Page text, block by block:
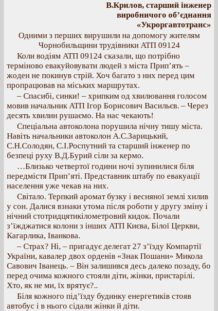
В.Крилов, старший інженер
виробничого об’єднання
«Укроргавтотранс»
Одними з перших вирушили на допомогу жителям
Чорнобильщини трудівники АТП 09124
Коли водіям АТП 09124 сказали, що потрібно
терміново евакуйовувати людей з міста Прип’ять –
жоден не покинув стрій. Хоч багато з них перед цим
пропрацював на міських маршрутах.
– Спасибі, синки! – хрипким од хвилювання голосом
мовив начальник АТП Ігор Борисович Васильєв. – Через
десять хвилин рушаємо. На нас чекають!
Спеціальна автоколона порушила нічну тишу міста.
Навіть начальники автоколон А.С.Зарицький,
С.Н.Солодян, С.І.Роспутний та старший інженер по
безпеці руху В.Д.Бурий сіли за кермо.
…Близько четвертої години ночі зупинилися біля
передмістя Прип’яті. Представник штабу по евакуації
населення уже чекав на них.
Світало. Терпкий аромат бузку і весняної землі хилив
у сон. Далися взнаки утома після роботи у другу зміну і
нічний стотридцятикілометровий кидок. Почали
з’їжджатися колони з інших АТП Києва, Білої Церкви,
Кагарлика, Іванкова.
– Страх? Ні, – пригадує делегат 27 з’їзду Компартії
України, кавалер двох орденів «Знак Пошани» Микола
Савович Іванець. – Він залишився десь далеко позаду, бо
перед очима кожного стояли діти, жінки, пристарілі.
Хто, як не ми, їх врятує?..
Біля кожного під’їзду будинку енергетиків стояв
автобус і в нього сідали жінки й діти.